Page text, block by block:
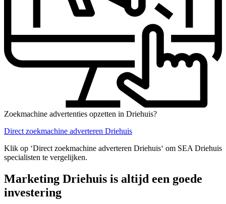
Zoekmachine advertenties opzetten in Driehuis?
Direct zoekmachine adverteren Driehuis
Klik op ‘Direct zoekmachine adverteren Driehuis‘ om SEA Driehuis
specialisten te vergelijken.
Marketing Driehuis is altijd een goede
investering